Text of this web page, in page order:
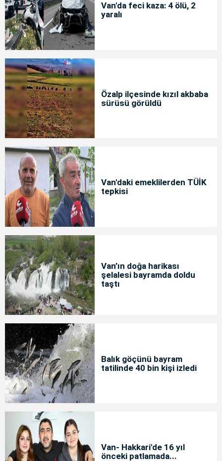
Van'da feci kaza: 4 ölü, 2
yaralı
Özalp ilçesinde kızıl akbaba
sürüsü görüldü
Van'daki emeklilerden TÜİK
tepkisi
Van’ın doğa harikası
şelalesi bayramda doldu
taştı
Balık göçünü bayram
tatilinde 40 bin kişi izledi
Van- Hakkari'de 16 yıl
önceki patlamada...